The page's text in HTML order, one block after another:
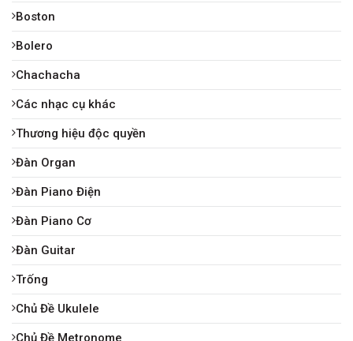
Boston
Bolero
Chachacha
Các nhạc cụ khác
Thương hiệu độc quyền
Đàn Organ
Đàn Piano Điện
Đàn Piano Cơ
Đàn Guitar
Trống
Chủ Đề Ukulele
Chủ Đề Metronome